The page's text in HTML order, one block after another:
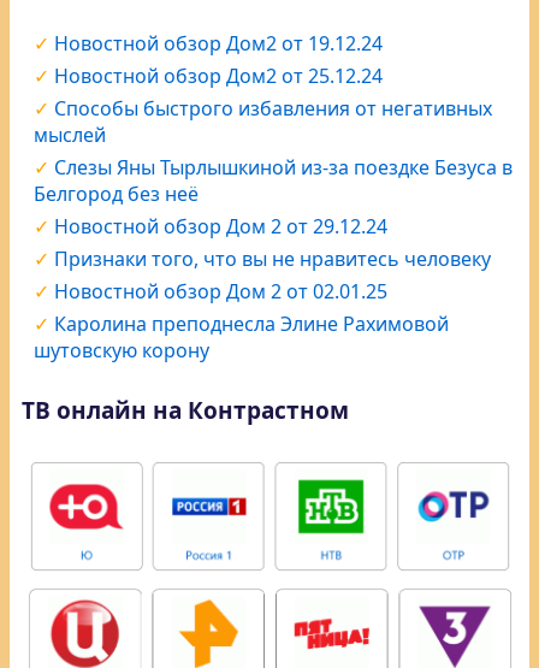
Новостной обзор Дом2 от 19.12.24
Новостной обзор Дом2 от 25.12.24
Способы быстрого избавления от негативных
мыслей
Слезы Яны Тырлышкиной из-за поездке Безуса в
Белгород без неё
Новостной обзор Дом 2 от 29.12.24
Признаки того, что вы не нравитесь человеку
Новостной обзор Дом 2 от 02.01.25
Каролина преподнесла Элине Рахимовой
шутовскую корону
ТВ онлайн на Контрастном